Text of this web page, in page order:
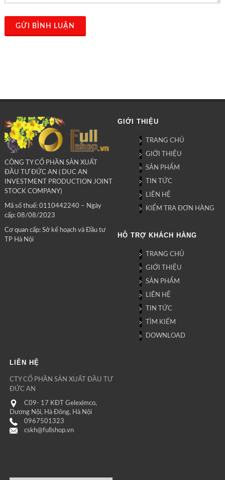
GỬI BÌNH LUẬN
CÔNG TY CỔ PHẦN SẢN XUẤT
ĐẦU TƯ ĐỨC AN ( DUC AN
INVESTMENT PRODUCTION JOINT
STOCK COMPANY)
Mã số thuế: 0110442240 – Ngày
cấp: 08/08/2023
Cơ quan cấp: Sở kế hoạch và Đầu tư
TP Hà Nội
GIỚI THIỆU
TRANG CHỦ
GIỚI THIỆU
SẢN PHẨM
TIN TỨC
LIÊN HỆ
KIỂM TRA ĐƠN HÀNG
HỖ TRỢ KHÁCH HÀNG
TRANG CHỦ
GIỚI THIỆU
SẢN PHẨM
LIÊN HỆ
TIN TỨC
TÌM KIẾM
DOWNLOAD
LIÊN HỆ
CTY CỔ PHẦN SẢN XUẤT ĐẦU TƯ
ĐỨC AN
C09- 17 KĐT Geleximco,
Dương Nội, Hà Đông, Hà Nội
0967501323
cskh@fullshop.vn